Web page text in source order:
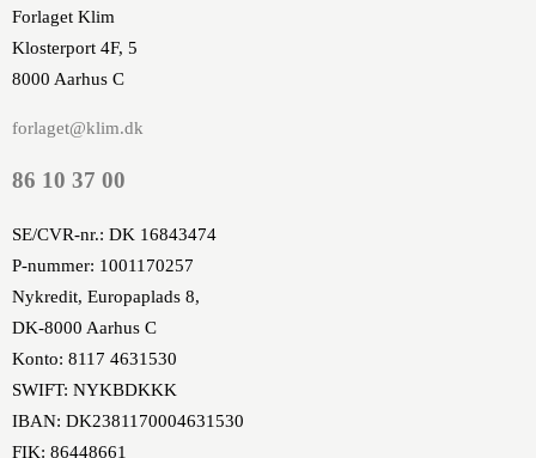
Forlaget Klim
Klosterport 4F, 5
8000 Aarhus C
forlaget@klim.dk
86 10 37 00
SE/CVR-nr.: DK 16843474
P-nummer: 1001170257
Nykredit, Europaplads 8,
DK-8000 Aarhus C
Konto: 8117 4631530
SWIFT: NYKBDKKK
IBAN: DK2381170004631530
FIK: 86448661